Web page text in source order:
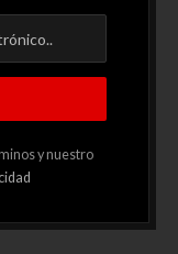
y nuestro